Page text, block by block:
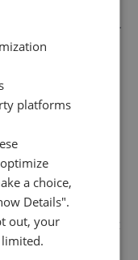
proces weryfikacji.
na podany
Wpisz ostatnie 4
(używaj tylko
podnieś
przez
bramy wtórnej:
dyktowane przez
platforms
a choice,
Details".
out, your